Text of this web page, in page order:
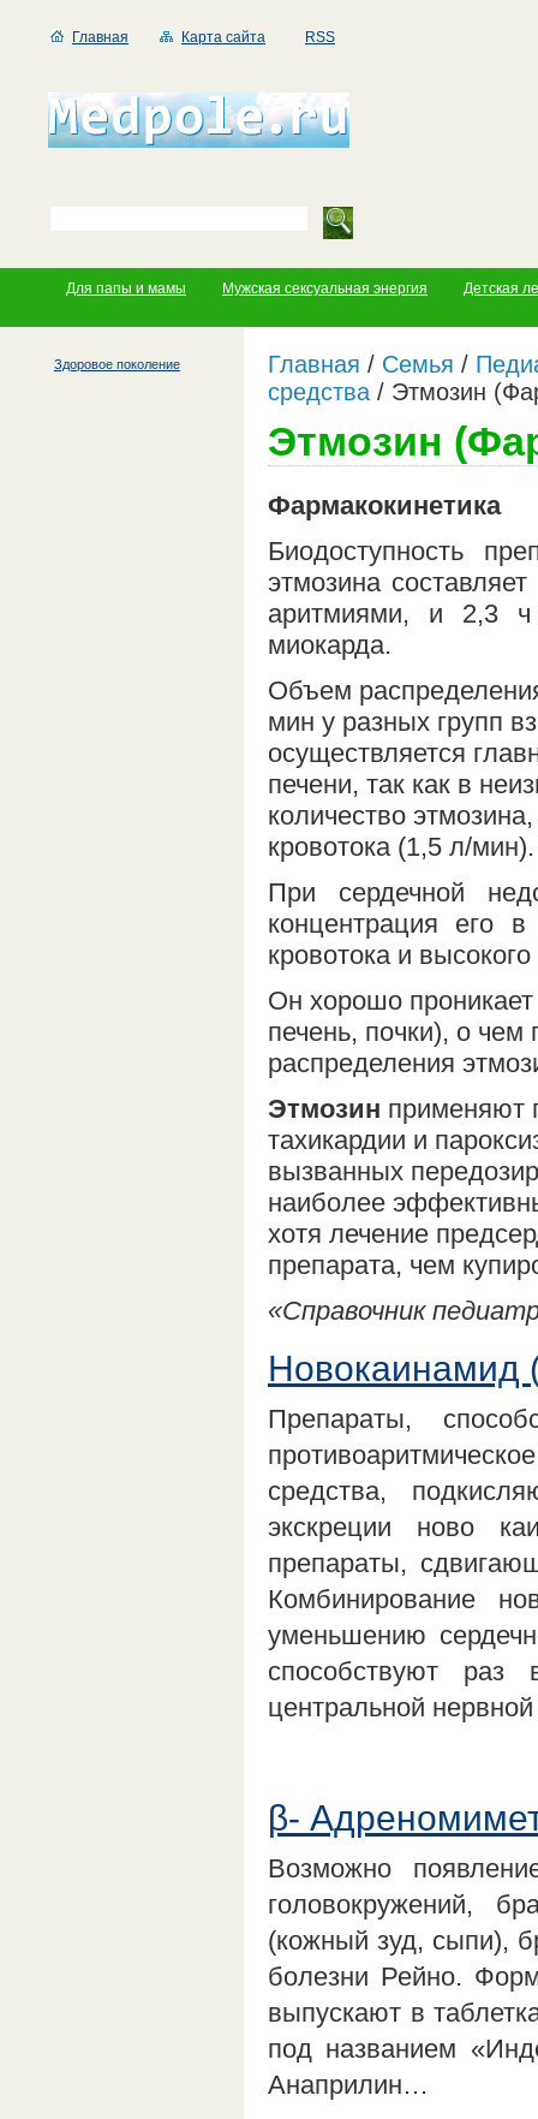
Главная Карта сайта RSS
Для папы и мамы Мужская сексуальная энергия Детская
Здоровое поколение Главная / Семья /
средства / Этмозин
Этмозин
Фармакокинетика
Биодоступность
этмозина
аритмиями, и 2,3
миокарда.
Объем
мин у разных групп
осуществляется
печени, так как в
количество
кровотока (1,5 л/мин).
При сердечной
концентрация его в
кровотока и
Он хорошо
печень, почки), о
распределения
Этмозин применяют
тахикардии и
вызванных
наиболее
хотя лечение
препарата, чем
«Справочник
Новокаинамид
Препараты,
средства,
экскреции ново
препараты,
Комбинирование
уменьшению
способствуют раз
центральной
β-
Возможно
головокружений,
(кожный зуд, сыпи),
болезни Рейно.
выпускают в
под названием
Анаприлин…